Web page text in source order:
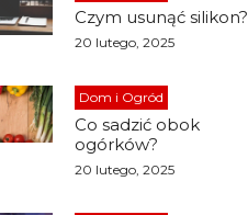
Czym usunąć silikon?
20 lutego, 2025
Dom i Ogród
Co sadzić obok
ogórków?
20 lutego, 2025